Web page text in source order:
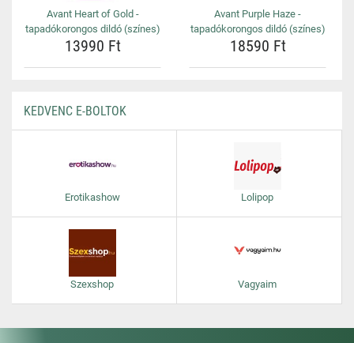
Avant Heart of Gold -
tapadókorongos dildó (színes)
13990 Ft
Avant Purple Haze -
tapadókorongos dildó (színes)
18590 Ft
KEDVENC E-BOLTOK
Erotikashow Lolipop
Szexshop Vagyaim